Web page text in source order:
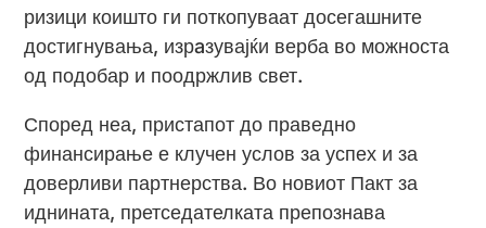
ризици коишто ги поткопуваат досегашните
достигнувања, изрaзувајќи верба во можноста
од подобар и поодржлив свет.
Според неа, пристапот до праведно
финансирање е клучен услов за успех и за
доверливи партнерства. Во новиот Пакт за
иднината, претседателката препознава